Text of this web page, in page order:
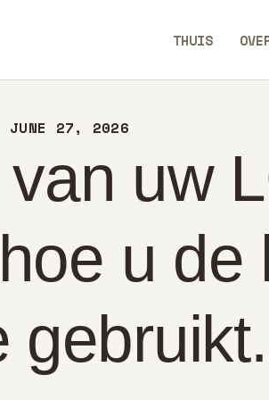
THUIS
JUNE 27, 2026
uw
u de
gebruikt.